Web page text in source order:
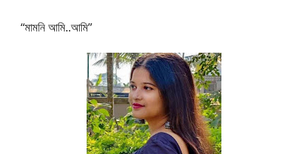
“মামনি আমি..আমি”